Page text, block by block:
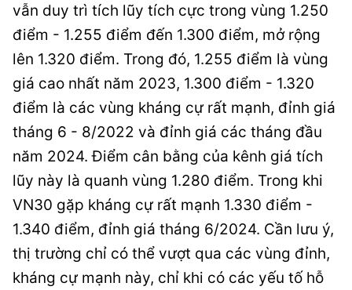
vẫn duy trì tích lũy tích cực trong vùng 1.250
điểm - 1.255 điểm đến 1.300 điểm, mở rộng
lên 1.320 điểm. Trong đó, 1.255 điểm là vùng
giá cao nhất năm 2023, 1.300 điểm - 1.320
điểm là các vùng kháng cự rất mạnh, đỉnh giá
tháng 6 - 8/2022 và đỉnh giá các tháng đầu
năm 2024. Điểm cân bằng của kênh giá tích
lũy này là quanh vùng 1.280 điểm. Trong khi
VN30 gặp kháng cự rất mạnh 1.330 điểm -
1.340 điểm, đỉnh giá tháng 6/2024. Cần lưu ý,
thị trường chỉ có thể vượt qua các vùng đỉnh,
kháng cự mạnh này, chỉ khi có các yếu tố hỗ